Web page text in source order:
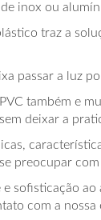
inox ou
traz a
passar a luz
também e
deixar a
preocupar
sofisticação
com a